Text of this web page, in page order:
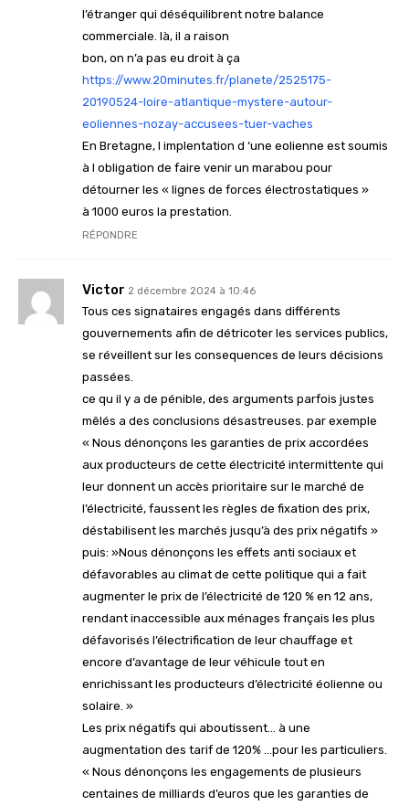
l’étranger qui déséquilibrent notre balance
commerciale. là, il a raison
bon, on n’a pas eu droit à ça
https://www.20minutes.fr/planete/2525175-
20190524-loire-atlantique-mystere-autour-
eoliennes-nozay-accusees-tuer-vaches
En Bretagne, l implentation d ‘une eolienne est soumis
à l obligation de faire venir un marabou pour
détourner les « lignes de forces électrostatiques »
à 1000 euros la prestation.
RÉPONDRE
Victor 2 décembre 2024 à 10:46
Tous ces signataires engagés dans différents
gouvernements afin de détricoter les services publics,
se réveillent sur les consequences de leurs décisions
passées.
ce qu il y a de pénible, des arguments parfois justes
mêlés a des conclusions désastreuses. par exemple
« Nous dénonçons les garanties de prix accordées
aux producteurs de cette électricité intermittente qui
leur donnent un accès prioritaire sur le marché de
l’électricité, faussent les règles de fixation des prix,
déstabilisent les marchés jusqu’à des prix négatifs »
puis: »Nous dénonçons les effets anti sociaux et
défavorables au climat de cette politique qui a fait
augmenter le prix de l’électricité de 120 % en 12 ans,
rendant inaccessible aux ménages français les plus
défavorisés l’électrification de leur chauffage et
encore d’avantage de leur véhicule tout en
enrichissant les producteurs d’électricité éolienne ou
solaire. »
Les prix négatifs qui aboutissent… à une
augmentation des tarif de 120% …pour les particuliers.
« Nous dénonçons les engagements de plusieurs
centaines de milliards d’euros que les garanties de